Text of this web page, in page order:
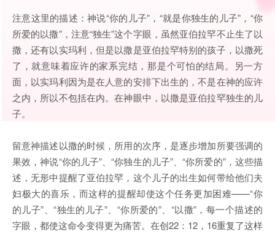
注意这里的描述：神说“你的儿子”，“就是你独生的儿子”，“你
所爱的以撒”，注意“独生”这个字眼，虽然亚伯拉罕不止生了以
撒，还有以实玛利，但是以撒是亚伯拉罕特别的孩子，以撒死
了，就意味着应许的家系完结，那是个可怕的结局。另一方
面，以实玛利因为是在人意的安排下出生的，不是在神的应许
之内，所以不包括在内。在神眼中，以撒是亚伯拉罕独生的儿
子。
留意神描述以撒的时候，所用的次序，是逐步增加所要强调的
果效，神说“你的儿子”、“你独生的儿子”、“你所爱的”，这些描
述，无形中提醒了亚伯拉罕，这个儿子的出生如何带给他们夫
妇极大的喜乐，而这样的提醒却使这个任务更加困难——“你
的儿子”、“独生的儿子”、“你所爱的”、“以撒”，每一个描述的
字眼，都使这命令变得更为痛苦。在创22：12，16重复了这样